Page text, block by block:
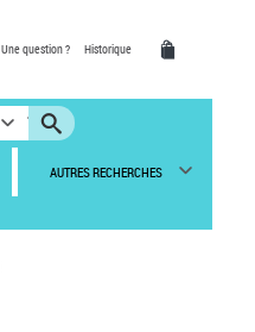
Une question ? Historique
AUTRES RECHERCHES